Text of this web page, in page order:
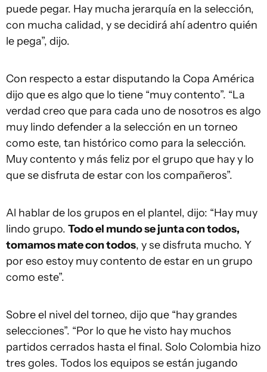
puede pegar. Hay mucha jerarquía en la selección,
con mucha calidad, y se decidirá ahí adentro quién
le pega”, dijo.
Con respecto a estar disputando la Copa América
dijo que es algo que lo tiene “muy contento”. “La
verdad creo que para cada uno de nosotros es algo
muy lindo defender a la selección en un torneo
como este, tan histórico como para la selección.
Muy contento y más feliz por el grupo que hay y lo
que se disfruta de estar con los compañeros”.
Al hablar de los grupos en el plantel, dijo: “Hay muy
lindo grupo. Todo el mundo se junta con todos,
tomamos mate con todos, y se disfruta mucho. Y
por eso estoy muy contento de estar en un grupo
como este”.
Sobre el nivel del torneo, dijo que “hay grandes
selecciones”. “Por lo que he visto hay muchos
partidos cerrados hasta el final. Solo Colombia hizo
tres goles. Todos los equipos se están jugando